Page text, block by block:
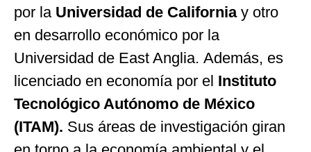
por la Universidad de Californiay otro
en desarrollo económico por la
Universidad de East Anglia. Además, es
licenciado en economía por el Instituto
Tecnológico Autónomo de México
(ITAM). Sus áreas de investigación giran